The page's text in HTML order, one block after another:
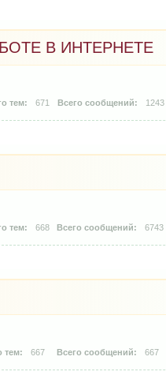
В ИНТЕРНЕТЕ
671 1243
668 6743
667 667